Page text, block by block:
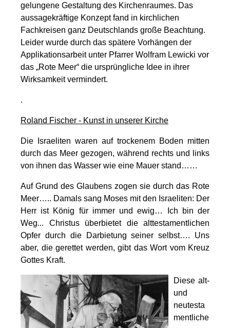
gelungene Gestaltung des Kirchenraumes. Das
aussagekräftige Konzept fand in kirchlichen
Fachkreisen ganz Deutschlands große Beachtung.
Leider wurde durch das spätere Vorhängen der
Applikationsarbeit unter Pfarrer Wolfram Lewicki vor
das „Rote Meer“ die ursprüngliche Idee in ihrer
Wirksamkeit vermindert.
.
Roland Fischer - Kunst in unserer Kirche
Die Israeliten waren auf trockenem Boden mitten
durch das Meer gezogen, während rechts und links
von ihnen das Wasser wie eine Mauer stand……
Auf Grund des Glaubens zogen sie durch das Rote
Meer….. Damals sang Moses mit den Israeliten: Der
Herr ist König für immer und ewig… Ich bin der
Weg... Christus überbietet die alttestamentlichen
Opfer durch die Darbietung seiner selbst…. Uns
aber, die gerettet werden, gibt das Wort vom Kreuz
Gottes Kraft.
Diese alt-
und
neutesta
mentliche